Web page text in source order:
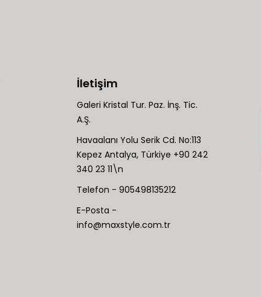
İletişim
Galeri Kristal Tur. Paz. İnş. Tic.
A.Ş.
Havaalanı Yolu Serik Cd. No:113
Kepez Antalya, Türkiye +90 242
340 23 11\n
Telefon - 905498135212
E-Posta -
info@maxstyle.com.tr